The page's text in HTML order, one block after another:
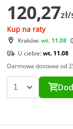
120,27
Kup na raty
Kraków:wt. 11.08
U ciebie:wt. 11.08
Darmowa dostawa od